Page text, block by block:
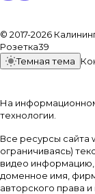
© 2017-2026
Розетка39
Темная тема
На
технологии
Все ресурсы сайта
ограничиваясь)
видео информацию,
доменное имя,
авторского права